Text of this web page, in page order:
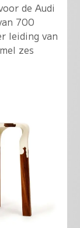
de Audi
700
leiding van
zes